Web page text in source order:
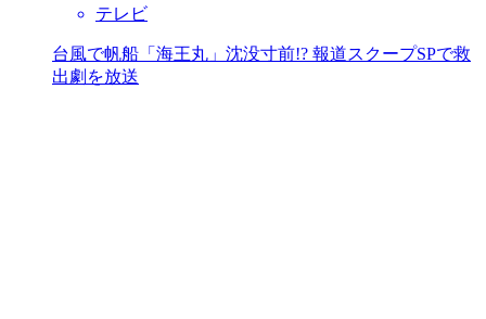
テレビ
台風で帆船「海王丸」沈没寸前!? 報道スクープSPで救
出劇を放送